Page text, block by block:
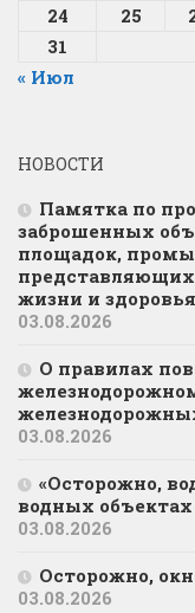
24
25
31
« Июл
НОВОСТИ
Памятка по
заброшенных
площадок,
жизни и
03.08.2026
О правилах
03.08.2026
«Осторожно,
водных объектах
03.08.2026
Осторожно,
03.08.2026